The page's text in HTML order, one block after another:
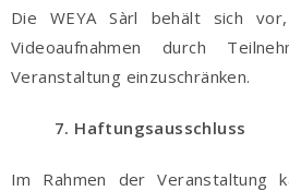
Die WEYA Sàrl behält sich
Videoaufnahmen durch
Veranstaltung einzuschränken.
7. Haftungsausschluss
Im Rahmen der Veranstaltung